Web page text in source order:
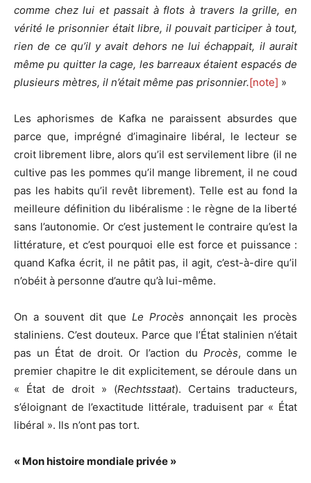
comme chez lui et passait à flots à travers la grille, en
vérité le prisonnier était libre, il pouvait participer à tout,
rien de ce qu’il y avait dehors ne lui échappait, il aurait
même pu quitter la cage, les barreaux étaient espacés de
plusieurs mètres, il n’était même pas prisonnier.[note] »
Les aphorismes de Kafka ne paraissent absurdes que
parce que, imprégné d’imaginaire libéral, le lecteur se
croit librement libre, alors qu’il est servilement libre (il ne
cultive pas les pommes qu’il mange librement, il ne coud
pas les habits qu’il revêt librement). Telle est au fond la
meilleure définition du libéralisme : le règne de la liberté
sans l’autonomie. Or c’est justement le contraire qu’est la
littérature, et c’est pourquoi elle est force et puissance :
quand Kafka écrit, il ne pâtit pas, il agit, c’est-à-dire qu’il
n’obéit à personne d’autre qu’à lui-même.
On a souvent dit que Le Procès annonçait les procès
staliniens. C’est douteux. Parce que l’État stalinien n’était
pas un État de droit. Or l’action du Procès, comme le
premier chapitre le dit explicitement, se déroule dans un
« État de droit » (Rechtsstaat). Certains traducteurs,
s’éloignant de l’exactitude littérale, traduisent par « État
libéral ». Ils n’ont pas tort.
« Mon histoire mondiale privée »